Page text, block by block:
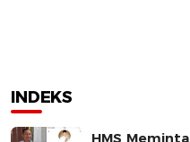
INDEKS
HMS